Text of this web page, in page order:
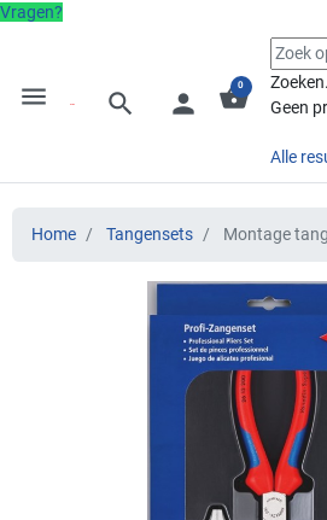
Vragen?
menu search person shopping_basket
0
Geen
Alle
Home Tangensets Montage